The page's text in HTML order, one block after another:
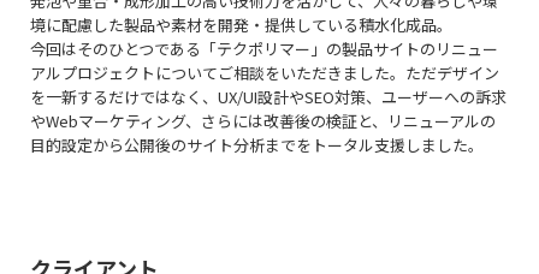
境に配慮した製品や素材を開発・提供している積水化成品。
今回はそのひとつである「テクポリマー」の製品サイトのリニュー
アルプロジェクトについてご相談をいただきました。ただデザイン
を一新するだけではなく、UX/UI設計やSEO対策、ユーザーへの訴求
やWebマーケティング、さらには改善後の検証と、リニューアルの
目的設定から公開後のサイト分析までをトータル支援しました。